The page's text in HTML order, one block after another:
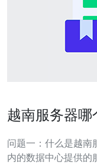
越南服务器哪
问题一：什么是越南
内的数据中心提供的